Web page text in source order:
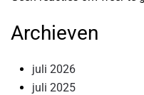
Archieven
juli 2026
juli 2025